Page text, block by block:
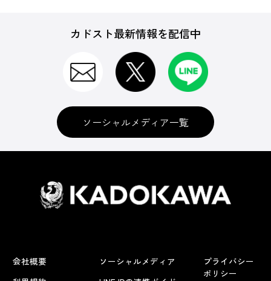
カドスト最新情報を配信中
ソーシャルメディア一覧
会社概要
ソーシャルメディア
プライバシー
ポリシー